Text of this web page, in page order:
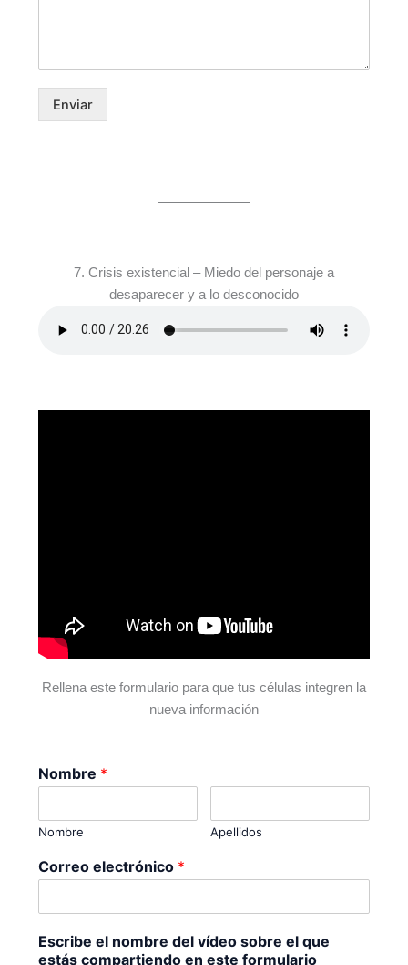
Enviar
7. Crisis existencial – Miedo del personaje a
desaparecer y a lo desconocido
Rellena este formulario para que tus células integren la
nueva información
Nombre *
Nombre Apellidos
Correo electrónico *
Escribe el nombre del vídeo sobre el que
estás compartiendo en este formulario